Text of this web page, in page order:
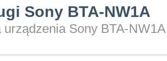
Sony BTA-NW1A
urządzenia Sony BTA-NW1A